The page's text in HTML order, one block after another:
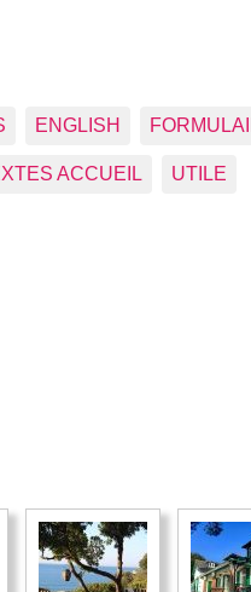
ENGLISH
ACCUEIL UTILE